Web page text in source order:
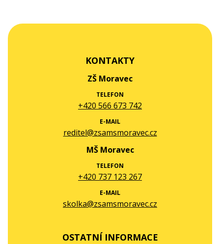
KONTAKTY
ZŠ Moravec
TELEFON
+420 566 673 742
E-MAIL
reditel@zsamsmoravec.cz
MŠ Moravec
TELEFON
+420 737 123 267
E-MAIL
skolka@zsamsmoravec.cz
OSTATNÍ INFORMACE